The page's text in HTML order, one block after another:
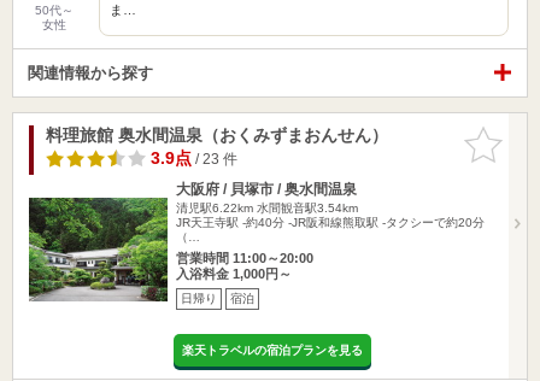
50代～
女性
ま…
関連情報から探す
お気に入
りに追加
料理旅館 奥水間温泉（おくみずまおんせん）
3.9点/ 23 件
大阪府 / 貝塚市 / 奥水間温泉
清児駅6.22km 水間観音駅3.54km
JR天王寺駅 -約40分 -JR阪和線熊取駅 -タクシーで約20分
（…
営業時間 11:00～20:00
入浴料金 1,000円～
日帰り 宿泊
楽天トラベルの宿泊プランを見る